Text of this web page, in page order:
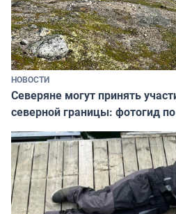
НОВОСТИ
Северяне могут принять
северной границы: фотогид